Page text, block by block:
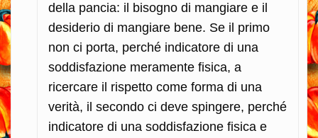
della pancia: il bisogno di mangiare e il
desiderio di mangiare bene. Se il primo
non ci porta, perché indicatore di una
soddisfazione meramente fisica, a
ricercare il rispetto come forma di una
verità, il secondo ci deve spingere, perché
indicatore di una soddisfazione fisica e